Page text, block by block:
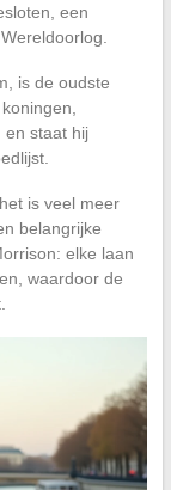
een
is de oudste
en staat hij
is veel meer
belangrijke
elke laan
waardoor de